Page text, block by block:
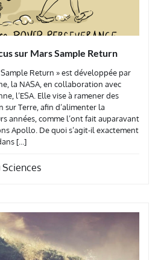
sur Mars Sample Return
Return » est développée par
la NASA, en collaboration avec
l’ESA. Elle vise à ramener des
Terre, afin d’alimenter la
années, comme l’ont fait auparavant
Apollo. De quoi s’agit-il exactement
[…]
Sciences